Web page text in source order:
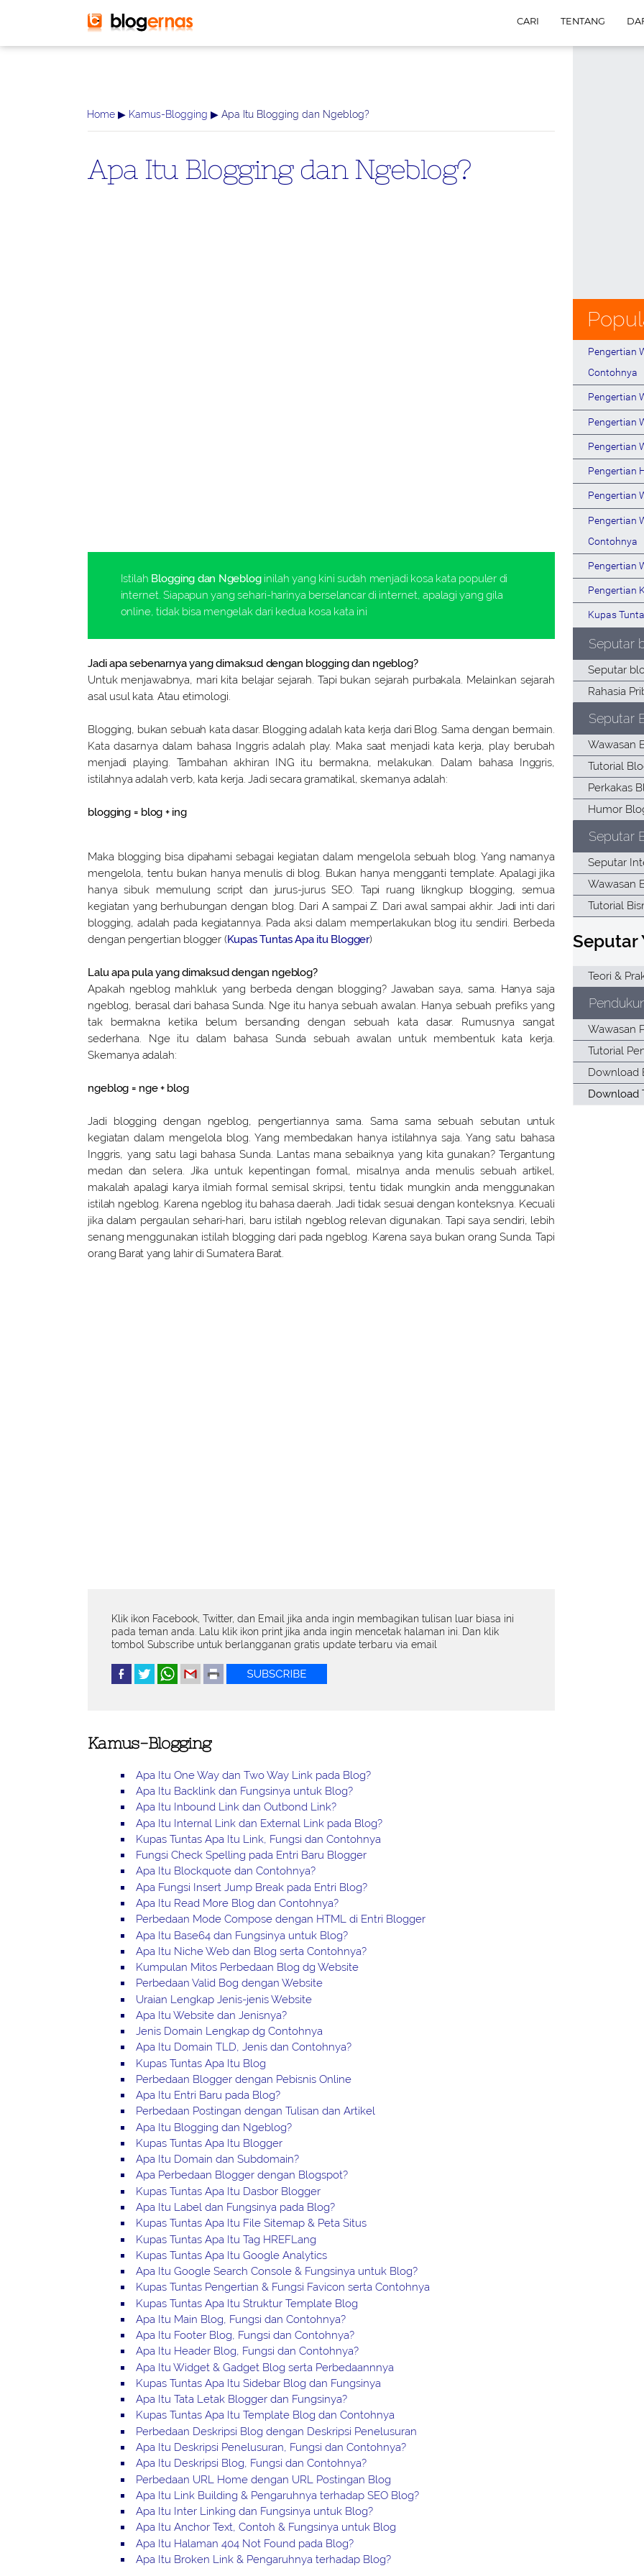
CARI TENTANG
Home▶ Kamus-Blogging▶ Apa Itu Blogging dan Ngeblog?
Apa Itu Blogging dan Ngeblog?
Istilah Blogging dan Ngebloginilah yang kini sudah menjadi kosa kata populer di
internet. Siapapun yang sehari-harinya berselancar di internet, apalagi yang gila
online, tidak bisa mengelak dari kedua kosa kata ini
Jadi apa sebenarnya yang dimaksud dengan blogging dan ngeblog?
Untuk menjawabnya, mari kita belajar sejarah. Tapi bukan sejarah purbakala. Melainkan sejarah
asal usul kata. Atau etimologi.
Blogging, bukan sebuah kata dasar. Blogging adalah kata kerja dari Blog. Sama dengan bermain.
Kata dasarnya dalam bahasa Inggris adalah play. Maka saat menjadi kata kerja, play berubah
menjadi playing. Tambahan akhiran ING itu bermakna, melakukan. Dalam bahasa Inggris,
istilahnya adalah verb, kata kerja. Jadi secara gramatikal, skemanya adalah:
blogging = blog + ing
Maka blogging bisa dipahami sebagai kegiatan dalam mengelola sebuah blog. Yang namanya
mengelola, tentu bukan hanya menulis di blog. Bukan hanya mengganti template. Apalagi jika
hanya sibuk memulung script dan jurus-jurus SEO. Tapi ruang likngkup blogging, semua
kegiatan yang berhubungan dengan blog. Dari A sampai Z. Dari awal sampai akhir. Jadi inti dari
blogging, adalah pada kegiatannya. Pada aksi dalam memperlakukan blog itu sendiri. Berbeda
dengan pengertian blogger (Kupas Tuntas Apa itu Blogger)
Lalu apa pula yang dimaksud dengan ngeblog?
Apakah ngeblog mahkluk yang berbeda dengan blogging? Jawaban saya, sama. Hanya saja
ngeblog, berasal dari bahasa Sunda. Nge itu hanya sebuah awalan. Hanya sebuah prefiks yang
tak bermakna ketika belum bersanding dengan sebuah kata dasar. Rumusnya sangat
sederhana. Nge itu dalam bahasa Sunda sebuah awalan untuk membentuk kata kerja.
Skemanya adalah:
ngeblog = nge + blog
Jadi blogging dengan ngeblog, pengertiannya sama. Sama sama sebuah sebutan untuk
kegiatan dalam mengelola blog. Yang membedakan hanya istilahnya saja. Yang satu bahasa
Inggris, yang satu lagi bahasa Sunda. Lantas mana sebaiknya yang kita gunakan? Tergantung
medan dan selera. Jika untuk kepentingan formal, misalnya anda menulis sebuah artikel,
makalah apalagi karya ilmiah formal semisal skripsi, tentu tidak mungkin anda menggunakan
istilah ngeblog. Karena ngeblog itu bahasa daerah. Jadi tidak sesuai dengan konteksnya. Kecuali
jika dalam pergaulan sehari-hari, baru istilah ngeblog relevan digunakan. Tapi saya sendiri, lebih
senang menggunakan istilah blogging dari pada ngeblog. Karena saya bukan orang Sunda. Tapi
orang Barat yang lahir di Sumatera Barat.
Klik ikon Facebook, Twitter, dan Email jika anda ingin membagikan tulisan luar biasa ini
pada teman anda. Lalu klik ikon print jika anda ingin mencetak halaman ini. Dan klik
tombol Subscribe untuk berlangganan gratis update terbaru via email
Kamus-Blogging
Apa Itu One Way dan Two Way Link pada Blog?
Apa Itu Backlink dan Fungsinya untuk Blog?
Apa Itu Inbound Link dan Outbond Link?
Apa Itu Internal Link dan External Link pada Blog?
Kupas Tuntas Apa Itu Link, Fungsi dan Contohnya
Fungsi Check Spelling pada Entri Baru Blogger
Apa Itu Blockquote dan Contohnya?
Apa Fungsi Insert Jump Break pada Entri Blog?
Apa Itu Read More Blog dan Contohnya?
Perbedaan Mode Compose dengan HTML di Entri Blogger
Apa Itu Base64 dan Fungsinya untuk Blog?
Apa Itu Niche Web dan Blog serta Contohnya?
Kumpulan Mitos Perbedaan Blog dg Website
Perbedaan Valid Bog dengan Website
Uraian Lengkap Jenis-jenis Website
Apa Itu Website dan Jenisnya?
Jenis Domain Lengkap dg Contohnya
Apa Itu Domain TLD, Jenis dan Contohnya?
Kupas Tuntas Apa Itu Blog
Perbedaan Blogger dengan Pebisnis Online
Apa Itu Entri Baru pada Blog?
Perbedaan Postingan dengan Tulisan dan Artikel
Apa Itu Blogging dan Ngeblog?
Kupas Tuntas Apa Itu Blogger
Apa Itu Domain dan Subdomain?
Apa Perbedaan Blogger dengan Blogspot?
Kupas Tuntas Apa Itu Dasbor Blogger
Apa Itu Label dan Fungsinya pada Blog?
Kupas Tuntas Apa Itu File Sitemap & Peta Situs
Kupas Tuntas Apa Itu Tag HREFLang
Kupas Tuntas Apa Itu Google Analytics
Apa Itu Google Search Console & Fungsinya untuk Blog?
Kupas Tuntas Pengertian & Fungsi Favicon serta Contohnya
Kupas Tuntas Apa Itu Struktur Template Blog
Apa Itu Main Blog, Fungsi dan Contohnya?
Apa Itu Footer Blog, Fungsi dan Contohnya?
Apa Itu Header Blog, Fungsi dan Contohnya?
Apa Itu Widget & Gadget Blog serta Perbedaannnya
Kupas Tuntas Apa Itu Sidebar Blog dan Fungsinya
Apa Itu Tata Letak Blogger dan Fungsinya?
Kupas Tuntas Apa Itu Template Blog dan Contohnya
Perbedaan Deskripsi Blog dengan Deskripsi Penelusuran
Apa Itu Deskripsi Penelusuran, Fungsi dan Contohnya?
Apa Itu Deskripsi Blog, Fungsi dan Contohnya?
Perbedaan URL Home dengan URL Postingan Blog
Apa Itu Link Building & Pengaruhnya terhadap SEO Blog?
Apa Itu Inter Linking dan Fungsinya untuk Blog?
Apa Itu Anchor Text, Contoh & Fungsinya untuk Blog
Apa Itu Halaman 404 Not Found pada Blog?
Apa Itu Broken Link & Pengaruhnya terhadap Blog?
Pengertian
Contohnya
Pengertian
Pengertian
Pengertian
Pengertian
Pengertian
Pengertian
Contohnya
Pengertian
Pengertian
Kupas
Seputar
Seputar
Seputar
Seputar